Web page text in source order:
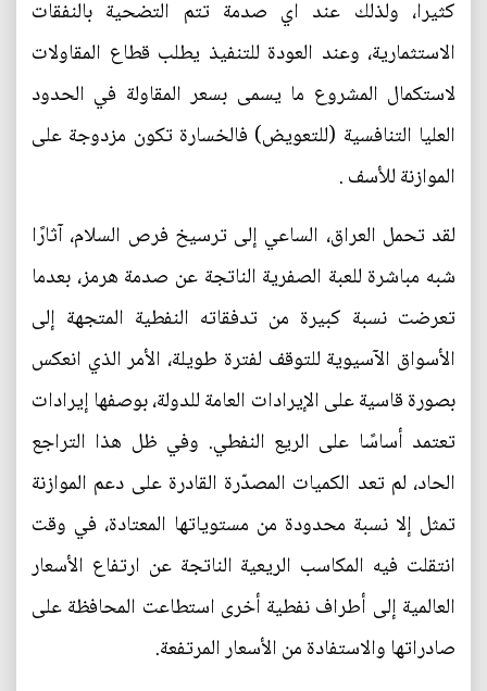
كثيرا، ولذلك عند اي صدمة تتم التضحية بالنفقات
الاستثمارية، وعند العودة للتنفيذ يطلب قطاع المقاولات
لاستكمال المشروع ما يسمى بسعر المقاولة في الحدود
العليا التنافسية (للتعويض) فالخسارة تكون مزدوجة على
الموازنة للأسف .
لقد تحمل العراق، الساعي إلى ترسيخ فرص السلام، آثارًا
شبه مباشرة للعبة الصفرية الناتجة عن صدمة هرمز، بعدما
تعرضت نسبة كبيرة من تدفقاته النفطية المتجهة إلى
الأسواق الآسيوية للتوقف لفترة طويلة، الأمر الذي انعكس
بصورة قاسية على الإيرادات العامة للدولة، بوصفها إيرادات
تعتمد أساسًا على الريع النفطي. وفي ظل هذا التراجع
الحاد، لم تعد الكميات المصدّرة القادرة على دعم الموازنة
تمثل إلا نسبة محدودة من مستوياتها المعتادة، في وقت
انتقلت فيه المكاسب الريعية الناتجة عن ارتفاع الأسعار
العالمية إلى أطراف نفطية أخرى استطاعت المحافظة على
صادراتها والاستفادة من الأسعار المرتفعة.